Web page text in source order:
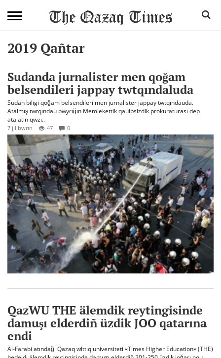
2019 Qañtar
Sudanda jurnalister men qoğam
belsendileri jappay twtqındaluda
Sudan biligi qoğam belsendileri men jurnalister jappay twtqındauda.
Atalmış twtqındau bwyrığın Memlekettik qauipsizdik prokuraturası dep
atalatın qwzı..
7 jıl bwrın 47 0
QazWU THE älemdik reytingisinde
damuşı elderdiñ üzdik JOO qatarına
endi
Äl-Farabi atındağı Qazaq wlttıq universiteti «Times Higher Education» (THE)